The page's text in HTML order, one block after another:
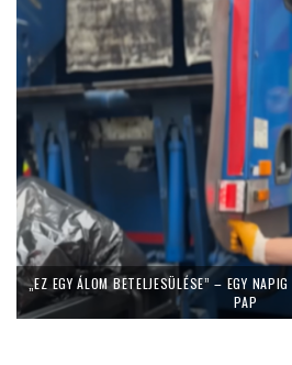
„EZ EGY ÁLOM BETELJESÜLÉSE” – EGY
PAP